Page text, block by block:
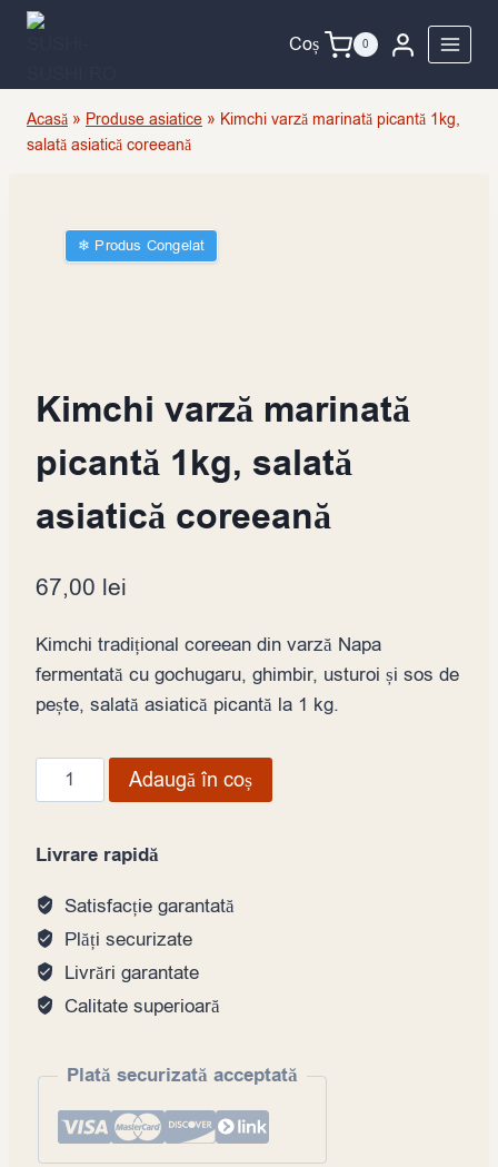
Skip
Coș 0
Acasă » Produse asiatice » Kimchi varză marinată picantă 1kg,
salată asiatică coreeană
❄︎ Produs Congelat
Kimchi varză marinată
picantă 1kg, salată
asiatică coreeană
67,00 lei
Kimchi tradițional coreean din varză Napa
fermentată cu gochugaru, ghimbir, usturoi și sos de
pește, salată asiatică picantă la 1 kg.
Cantitate
Kimchi
marinată
picantă
1kg,
salată
asiatică
coreeană
Adaugă în coș
Livrare rapidă
Satisfacție garantată
Plăți securizate
Livrări garantate
Calitate superioară
Plată securizată acceptată